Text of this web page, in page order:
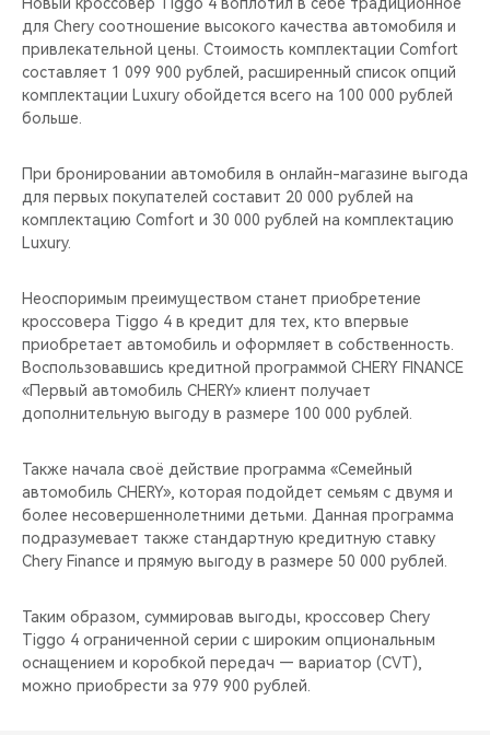
для Chery соотношение высокого качества автомобиля и
привлекательной цены. Стоимость комплектации Comfort
составляет 1 099 900 рублей, расширенный список опций
комплектации Luxury обойдется всего на 100 000 рублей
больше.
При бронировании автомобиля в онлайн-магазине выгода
для первых покупателей составит 20 000 рублей на
комплектацию Comfort и 30 000 рублей на комплектацию
Luxury.
Неоспоримым преимуществом станет приобретение
кроссовера Tiggo 4 в кредит для тех, кто впервые
приобретает автомобиль и оформляет в собственность.
Воспользовавшись кредитной программой CHERY FINANCE
«Первый автомобиль CHERY» клиент получает
дополнительную выгоду в размере 100 000 рублей.
Также начала своё действие программа «Семейный
автомобиль CHERY», которая подойдет семьям с двумя и
более несовершеннолетними детьми. Данная программа
подразумевает также стандартную кредитную ставку
Chery Finance и прямую выгоду в размере 50 000 рублей.
Таким образом, суммировав выгоды, кроссовер Chery
Tiggo 4 ограниченной серии с широким опциональным
оснащением и коробкой передач — вариатор (CVT),
можно приобрести за 979 900 рублей.